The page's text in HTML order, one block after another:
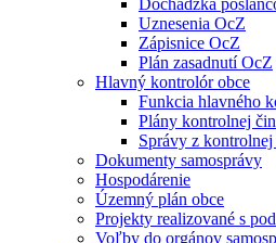
Dochádzka
Uznesenia OcZ
Zápisnice OcZ
Plán zasadnutí OcZ
Hlavný kontrolór obce
Funkcia hlavného
Plány kontrolnej
Správy z kontrolnej
Dokumenty samosprávy
Hospodárenie
Územný plán obce
Projekty realizované s
Voľby do orgánov